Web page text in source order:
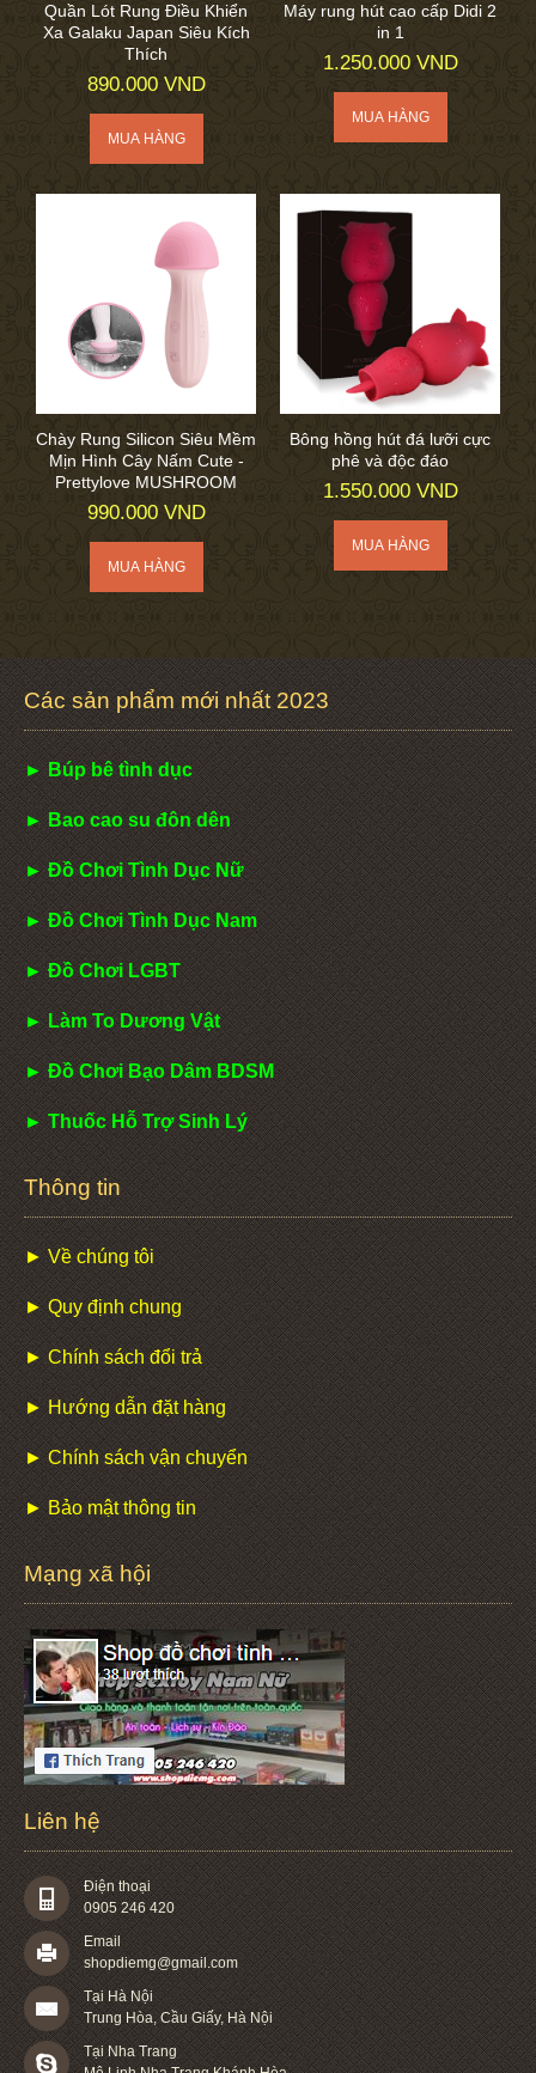
Quần Lót Rung Điều Khiển
Xa Galaku Japan Siêu Kích
Thích
890.000 VND
Máy rung hút cao cấp Didi 2
in 1
1.250.000 VND
Chày Rung Silicon Siêu Mềm
Mịn Hình Cây Nấm Cute -
Prettylove MUSHROOM
990.000 VND
Bông hồng hút đá lưỡi cực
phê và độc đáo
1.550.000 VND
Các sản phẩm mới nhất 2023
► Búp bê tình dục
► Bao cao su đôn dên
► Đồ Chơi Tình Dục Nữ
► Đồ Chơi Tình Dục Nam
► Đồ Chơi LGBT
► Làm To Dương Vật
► Đồ Chơi Bạo Dâm BDSM
► Thuốc Hỗ Trợ Sinh Lý
Thông tin
► Về chúng tôi
► Quy định chung
► Chính sách đổi trả
► Hướng dẫn đặt hàng
► Chính sách vận chuyển
► Bảo mật thông tin
Mạng xã hội
Liên hệ
Điện thoại
0905 246 420
Email
shopdiemg@gmail.com
Tại Hà Nội
Trung Hòa, Cầu Giấy, Hà Nội
Tại Nha Trang